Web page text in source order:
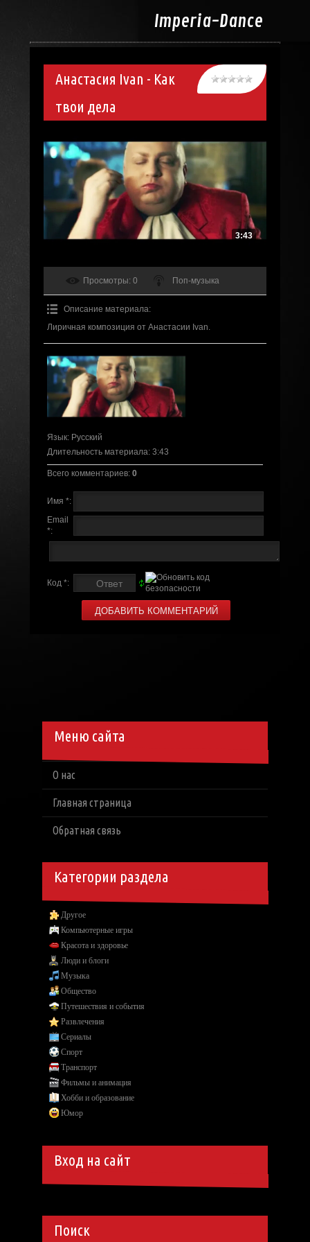
Imperia-Dance
Анастасия Ivan - Как
твои дела
3:43
Просмотры: 0 Поп-музыка
Описание материала:
Лиричная композиция от Анастасии Ivan.
Язык: Русский
Длительность материала: 3:43
Всего комментариев: 0
Имя *:
Email
*:
Код *:
Меню сайта
О нас
Главная страница
Обратная связь
Категории раздела
Другое
Компьютерные игры
Красота и здоровье
Люди и блоги
Музыка
Общество
Путешествия и события
Развлечения
Сериалы
Спорт
Транспорт
Фильмы и анимация
Хобби и образование
Юмор
Вход на сайт
Поиск